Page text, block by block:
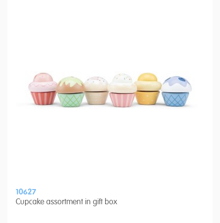
10627
Cupcake assortment in gift box